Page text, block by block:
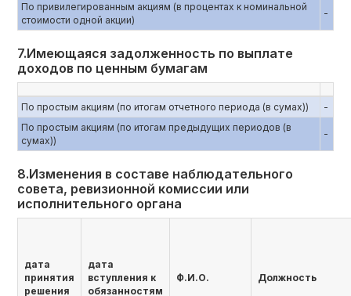
По привилегированным акциям (в процентах к номинальной
стоимости одной акции)
-
7.Имеющаяся задолженность по выплате
доходов по ценным бумагам
По простым акциям (по итогам отчетного периода (в сумах))
-
По простым акциям (по итогам предыдущих периодов (в
сумах))
-
8.Изменения в составе наблюдательного
совета, ревизионной комиссии или
исполнительного органа
дата
принятия
решения
дата
вступления к
обязанностям
Ф.И.О. Должность